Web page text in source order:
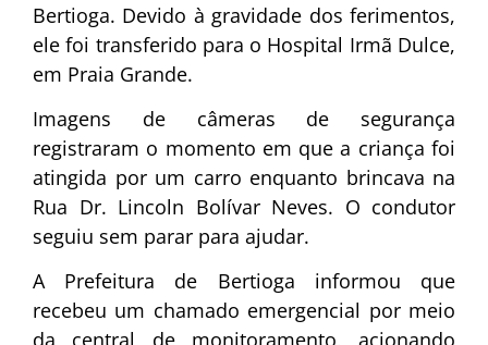
Bertioga. Devido à gravidade dos ferimentos,
ele foi transferido para o Hospital Irmã Dulce,
em Praia Grande.
Imagens de câmeras de segurança
registraram o momento em que a criança foi
atingida por um carro enquanto brincava na
Rua Dr. Lincoln Bolívar Neves. O condutor
seguiu sem parar para ajudar.
A Prefeitura de Bertioga informou que
recebeu um chamado emergencial por meio